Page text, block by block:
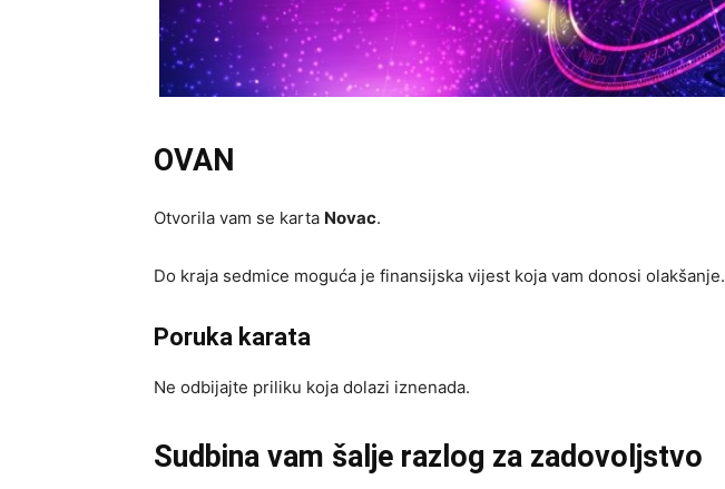
OVAN
Otvorila vam se karta Novac.
Do kraja sedmice moguća je finansijska vijest koja vam donosi olakšanje.
Poruka karata
Ne odbijajte priliku koja dolazi iznenada.
Sudbina vam šalje razlog za zadovoljstvo